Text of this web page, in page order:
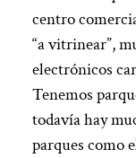
centro
“a vitrinear”,
electrónicos
Tenemos
todavía hay
parques como